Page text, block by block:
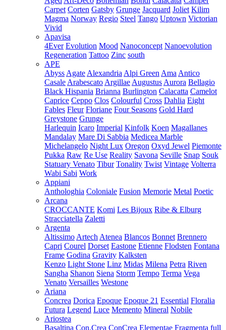
Carpet Corten Gatsby Grunge Jacquard Joliet Kilim
Magma Norway Regio Steel Tango Uptown Victorian
Vivid
Apavisa
4Ever Evolution Mood Nanoconcept Nanoevolution
Regeneration Tattoo Zinc south
APE
Abyss Agate Alexandria Alpi Green Ama Antico
Casale Arabescato Argillae Augustus Aurora Bellagio
Black Hispania Brianna Burlington Calacatta Camelot
Caprice Ceppo Clos Colourful Cross Dahlia Eight
Fables Fleur Floriane Four Seasons Gold Hard
Greystone Grunge
Harlequin Icaro Imperial Kinfolk Koen Magallanes
Mandalay Mare Di Sabbia Medicea Marble
Michelangelo Night Lux Oregon Oxyd Jewel Piemonte
Pukka Raw Re Use Reality Savona Seville Snap Souk
Statuary Venato Tibur Tonality Twist Vintage Volterra
Wabi Sabi Work
Appiani
Anthologhia Coloniale Fusion Memorie Metal Poetic
Arcana
CROCCANTE Komi Les Bijoux Ribe & Elburg
Stracciatella Zaletti
Argenta
Altissimo Artech Atenea Blancos Bonnet Brennero
Capri Courel Dorset Eastone Etienne Flodsten Fontana
Frame Godina Gravity Kalksten
Kenzo Light Stone Linz Midas Milena Petra Riven
Sangha Shanon Siena Storm Tempo Terma Vega
Venato Versailles Westone
Ariana
Concrea Dorica Epoque Epoque 21 Essential Floralia
Futura Legend Luce Memento Mineral Nobile
Ariostea
Basaltina Con.Crea ConCrea Elementae Fragmenta full